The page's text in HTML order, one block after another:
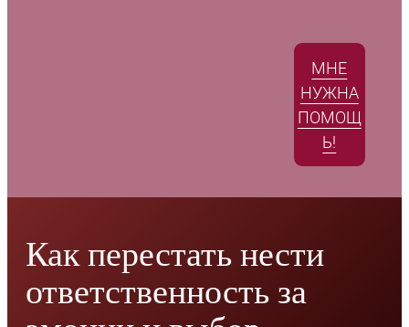
МНЕ
НУЖНА
ПОМОЩ
Ь!
Как перестать нести
ответственность за